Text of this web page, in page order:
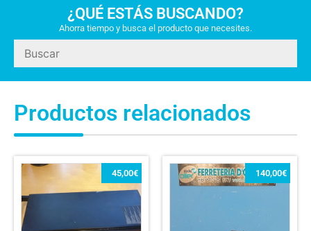
¿QUÉ ESTÁS BUSCANDO?
Ahorra tiempo y busca el producto que necesites.
Productos relacionados
45,00€ 140,00€